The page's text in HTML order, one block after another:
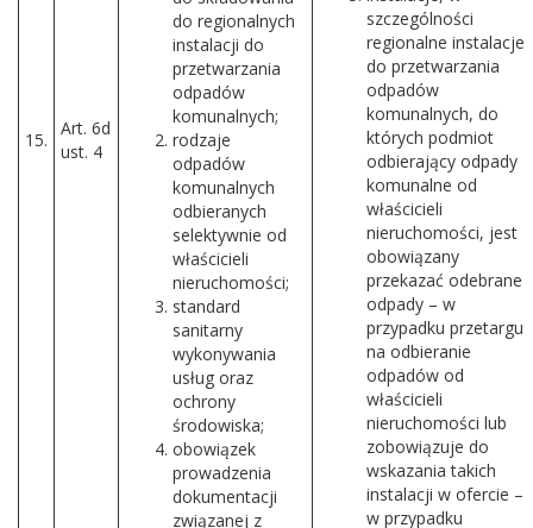
15.
Art. 6d
ust. 4
do regionalnych
instalacji do
przetwarzania
odpadów
komunalnych;
rodzaje
odpadów
komunalnych
odbieranych
selektywnie od
właścicieli
nieruchomości;
standard
sanitarny
wykonywania
usług oraz
ochrony
środowiska;
obowiązek
prowadzenia
dokumentacji
związanej z
szczególności
regionalne instalacje
do przetwarzania
odpadów
komunalnych, do
których podmiot
odbierający odpady
komunalne od
właścicieli
nieruchomości, jest
obowiązany
przekazać odebrane
odpady – w
przypadku przetargu
na odbieranie
odpadów od
właścicieli
nieruchomości lub
zobowiązuje do
wskazania takich
instalacji w ofercie –
w przypadku